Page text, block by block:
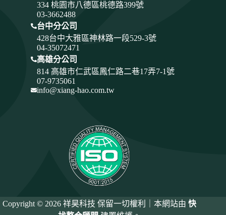
334 桃園市八德區桃德路399號
03-3662488
台中分公司
428台中大雅區神林路一段529-3號
04-35072471
高雄分公司
814 高雄市仁武區鳳仁路二巷17弄7-1號
07-9735061
info@xiang-hao.com.tw
Copyright © 2026 祥昊科技 保留一切權利｜本網站由快